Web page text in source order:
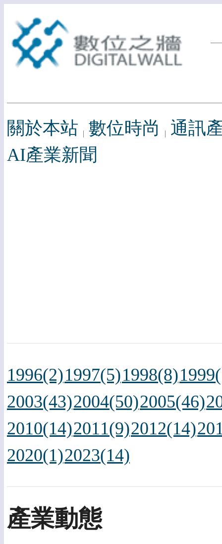
關於本站 數位時尚
通訊
AI產業新聞
1996(2)1997(5)1998(8)
2003(43)2004(50)2005(46)
2010(14)2011(9)2012(14)
2020(1)2023(14)
產業動態